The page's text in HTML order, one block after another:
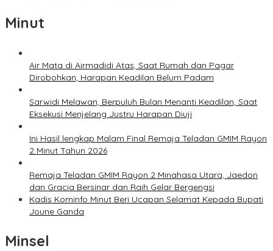
Minut
Air Mata di Airmadidi Atas, Saat Rumah dan Pagar
Dirobohkan, Harapan Keadilan Belum Padam
Sarwidi Melawan, Berpuluh Bulan Menanti Keadilan, Saat
Eksekusi Menjelang Justru Harapan Diuji
Ini Hasil lengkap Malam Final Remaja Teladan GMIM Rayon
2 Minut Tahun 2026
Remaja Teladan GMIM Rayon 2 Minahasa Utara, Jaedon
dan Gracia Bersinar dan Raih Gelar Bergengsi
Kadis Kominfo Minut Beri Ucapan Selamat Kepada Bupati
Joune Ganda
Minsel